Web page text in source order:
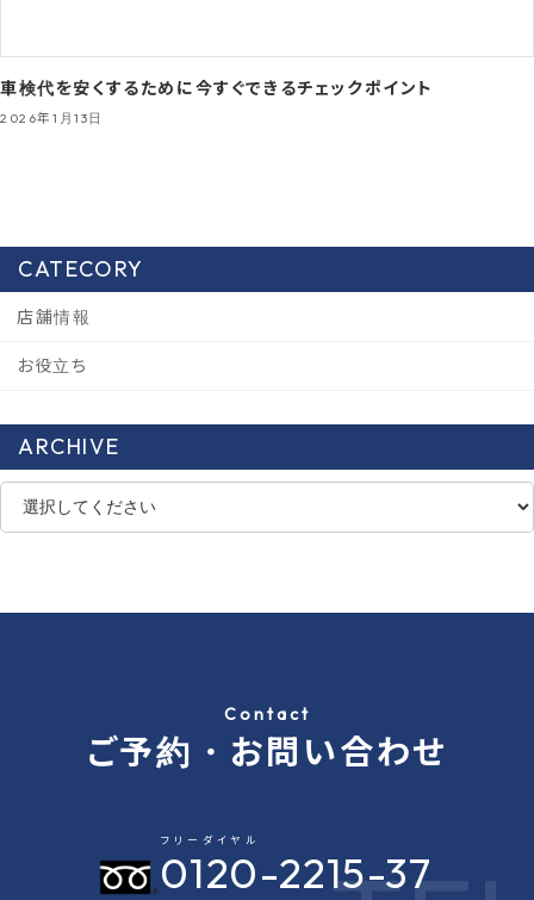
車検代を安くするために今すぐできるチェックポイント
2026年1月13日
CATECORY
店舗情報
お役立ち
ARCHIVE
Contact
ご予約・お問い合わせ
0120
フリーダイヤル
-2215-37